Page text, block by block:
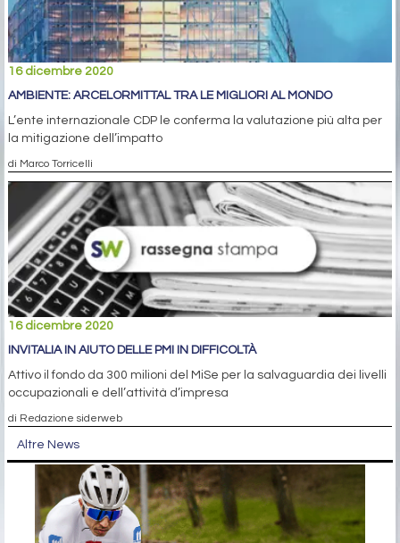
16 dicembre 2020
AMBIENTE: ARCELORMITTAL TRA LE MIGLIORI AL MONDO
L’ente internazionale CDP le conferma la valutazione più alta per
la mitigazione dell’impatto
di Marco Torricelli
16 dicembre 2020
INVITALIA IN AIUTO DELLE PMI IN DIFFICOLTÀ
Attivo il fondo da 300 milioni del MiSe per la salvaguardia dei livelli
occupazionali e dell’attività d’impresa
di Redazione siderweb
Altre News